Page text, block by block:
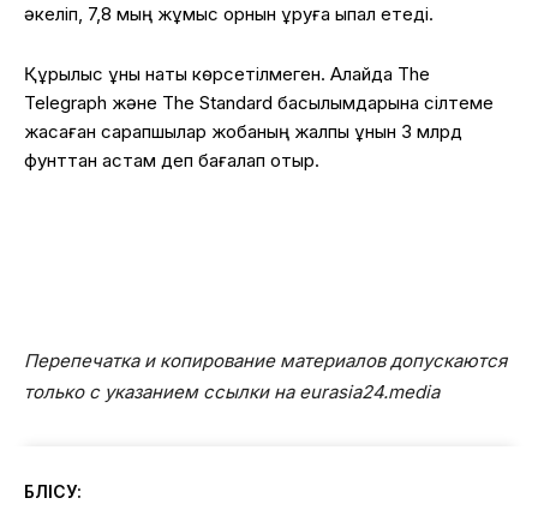
әкеліп, 7,8 мың жұмыс орнын құруға ықпал етеді.
Құрылыс құны нақты көрсетілмеген. Алайда The
Telegraph және The Standard басылымдарына сілтеме
жасаған сарапшылар жобаның жалпы құнын 3 млрд
фунттан астам деп бағалап отыр.
Перепечатка и копирование материалов допускаются
только с указанием ссылки на eurasia24.media
БӨЛІСУ: